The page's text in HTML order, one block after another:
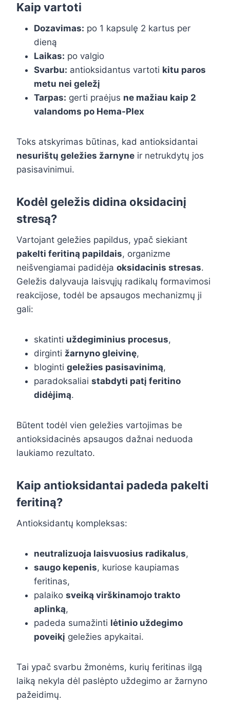
Kaip vartoti
Dozavimas: po 1 kapsulę 2 kartus per
dieną
Laikas: po valgio
Svarbu: antioksidantus vartoti kitu paros
metu nei geležį
Tarpas: gerti praėjus ne mažiau kaip 2
valandoms po Hema-Plex
Toks atskyrimas būtinas, kad antioksidantai
nesurištų geležies žarnyne ir netrukdytų jos
pasisavinimui.
Kodėl geležis didina oksidacinį
stresą?
Vartojant geležies papildus, ypač siekiant
pakelti feritiną papildais, organizme
neišvengiamai padidėja oksidacinis stresas.
Geležis dalyvauja laisvųjų radikalų formavimosi
reakcijose, todėl be apsaugos mechanizmų ji
gali:
skatinti uždegiminius procesus,
dirginti žarnyno gleivinę,
bloginti geležies pasisavinimą,
paradoksaliai stabdyti patį feritino
didėjimą.
Būtent todėl vien geležies vartojimas be
antioksidacinės apsaugos dažnai neduoda
laukiamo rezultato.
Kaip antioksidantai padeda pakelti
feritiną?
Antioksidantų kompleksas:
neutralizuoja laisvuosius radikalus,
saugo kepenis, kuriose kaupiamas
feritinas,
palaiko sveiką virškinamojo trakto
aplinką,
padeda sumažinti lėtinio uždegimo
poveikį geležies apykaitai.
Tai ypač svarbu žmonėms, kurių feritinas ilgą
laiką nekyla dėl paslėpto uždegimo ar žarnyno
pažeidimų.